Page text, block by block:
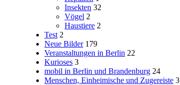
Insekten 32
Vögel 2
Haustiere 2
Test 2
Neue Bilder 179
Veranstaltungen in Berlin 22
Kurioses 3
mobil in Berlin und Brandenburg 24
Menschen, Einheimische und Zugereiste 3